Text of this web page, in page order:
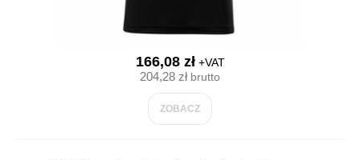
166,08 zł+VAT
204,28 złbrutto
ZOBACZ